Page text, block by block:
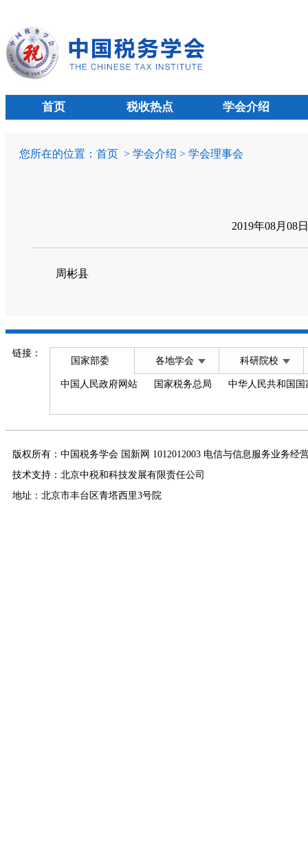
首页 税收热点 学会介绍
您所在的位置： 首页 > 学会介绍 > 学会理事会
2019年08月08
周彬县
链接：
国家部委 各地学会 科研院校
中国人民政府网站 国家税务总局 中华人民共和国
版权所有：中国税务学会 国新网 1012012003 电信与信息服务业务经
技术支持：北京中税和科技发展有限责任公司
地址：北京市丰台区青塔西里3号院